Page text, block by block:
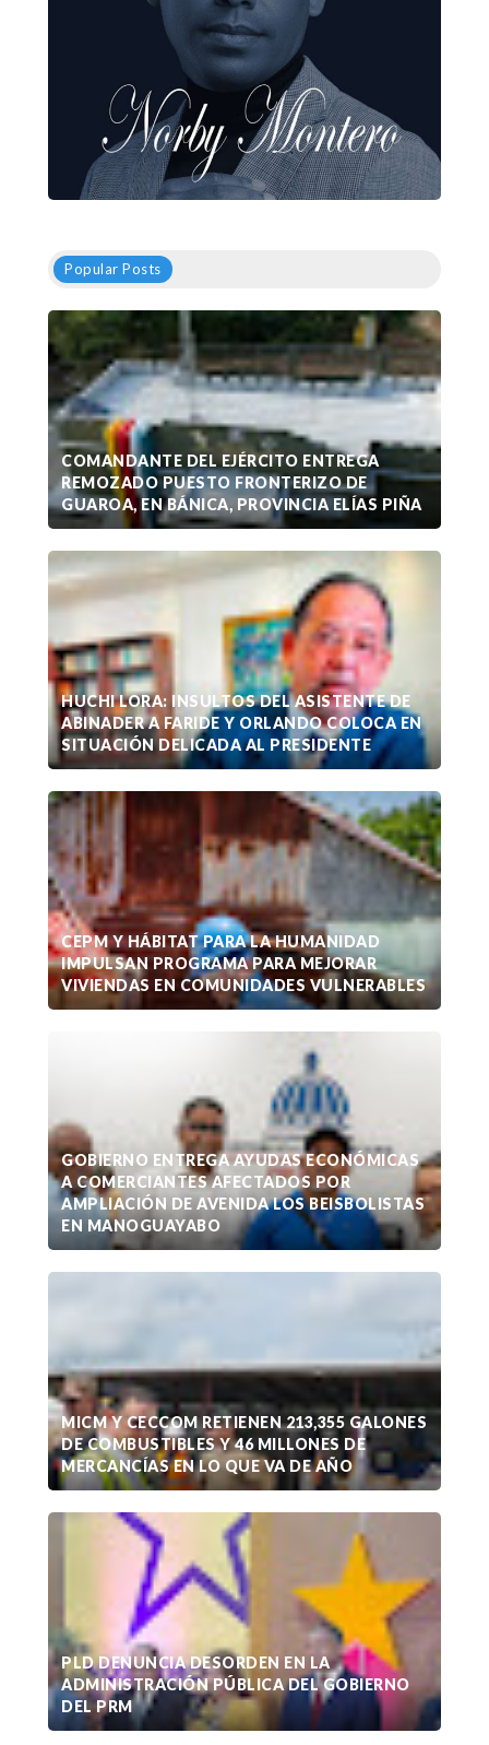
Popular Posts
COMANDANTE DEL EJÉRCITO ENTREGA
REMOZADO PUESTO FRONTERIZO DE
GUAROA, EN BÁNICA, PROVINCIA ELÍAS PIÑA
HUCHI LORA: INSULTOS DEL ASISTENTE DE
ABINADER A FARIDE Y ORLANDO COLOCA EN
SITUACIÓN DELICADA AL PRESIDENTE
CEPM Y HÁBITAT PARA LA HUMANIDAD
IMPULSAN PROGRAMA PARA MEJORAR
VIVIENDAS EN COMUNIDADES VULNERABLES
GOBIERNO ENTREGA AYUDAS ECONÓMICAS
A COMERCIANTES AFECTADOS POR
AMPLIACIÓN DE AVENIDA LOS BEISBOLISTAS
EN MANOGUAYABO
MICM Y CECCOM RETIENEN 213,355 GALONES
DE COMBUSTIBLES Y 46 MILLONES DE
MERCANCÍAS EN LO QUE VA DE AÑO
PLD DENUNCIA DESORDEN EN LA
ADMINISTRACIÓN PÚBLICA DEL GOBIERNO
DEL PRM